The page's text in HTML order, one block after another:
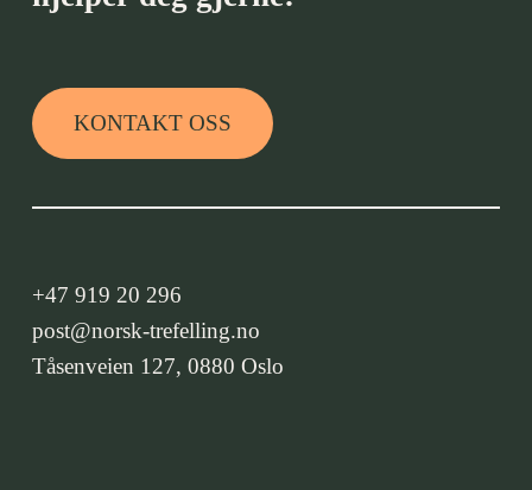
KONTAKT OSS
+47 919 20 296
post@norsk-trefelling.no
Tåsenveien 127, 0880 Oslo